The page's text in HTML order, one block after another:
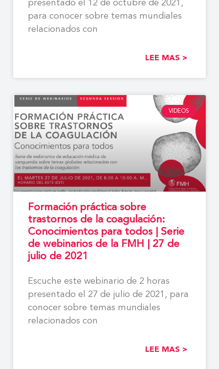
presentado el 12 de octubre de 2021,
para conocer sobre temas mundiales
relacionados con
LEE MAS >
VIDEOS
Formación práctica sobre
trastornos de la coagulación:
Conocimientos para todos | Serie
de webinarios de la FMH | 27 de
julio de 2021
Escuche este webinario de 2 horas
presentado el 27 de julio de 2021, para
conocer sobre temas mundiales
relacionados con
LEE MAS >